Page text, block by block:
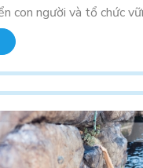
con người và tổ chức